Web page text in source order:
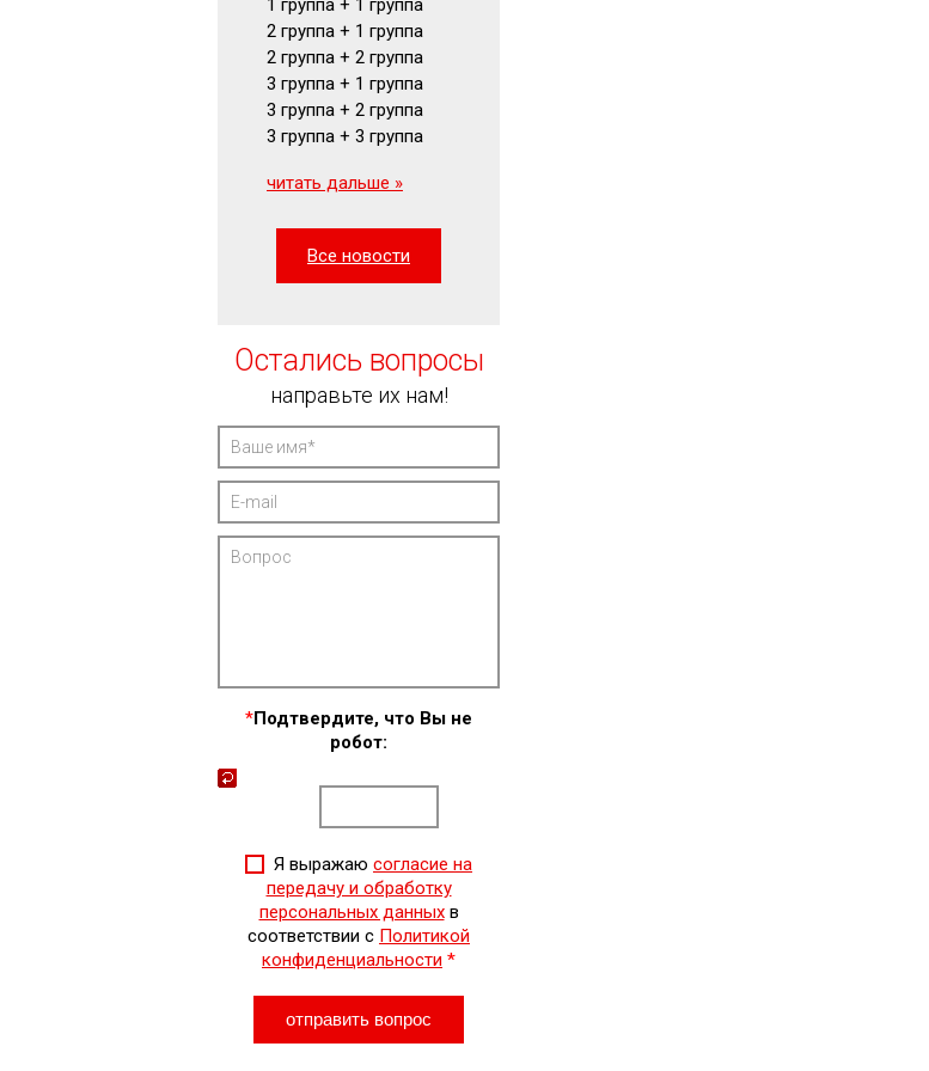
1 группа + 1 группа
2 группа + 1 группа
2 группа + 2 группа
3 группа + 1 группа
3 группа + 2 группа
3 группа + 3 группа
читать дальше »
Все новости
Остались вопросы
направьте их нам!
*Подтвердите, что Вы не
робот:
Я выражаю согласие на
передачу и обработку
персональных данныхв
соответствии с Политикой
конфиденциальности *